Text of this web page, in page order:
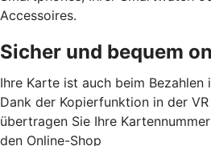
Accessoires.
Sicher und bequem
Ihre Karte ist auch beim Bezahlen
Dank der Kopierfunktion in der
übertragen Sie Ihre
den Online-Shop